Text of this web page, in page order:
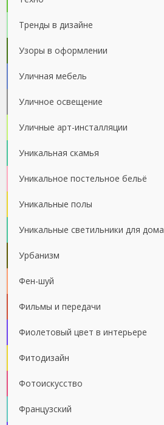
Тренды в дизайне
Узоры в оформлении
Уличная мебель
Уличное освещение
Уличные арт-инсталляции
Уникальная скамья
Уникальное постельное бельё
Уникальные полы
Уникальные светильники для дома
Урбанизм
Фен-шуй
Фильмы и передачи
Фиолетовый цвет в интерьере
Фитодизайн
Фотоискусство
Французский